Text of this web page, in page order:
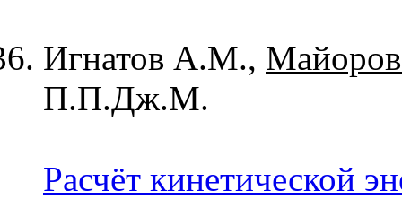
Игнатов А.М.,
П.П.Дж.М.
Расчёт кинетической